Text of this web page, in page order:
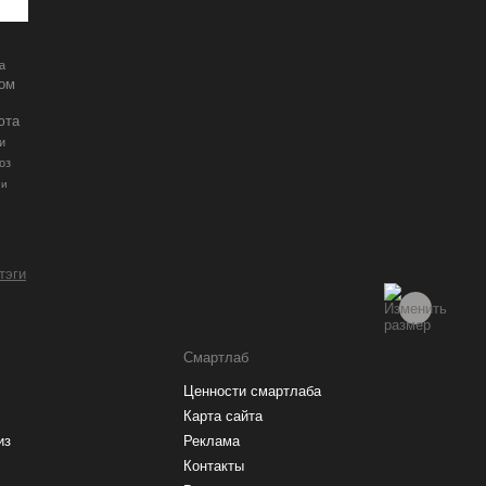
Смартлаб
Ценности смартлаба
Карта сайта
Реклама
Контакты